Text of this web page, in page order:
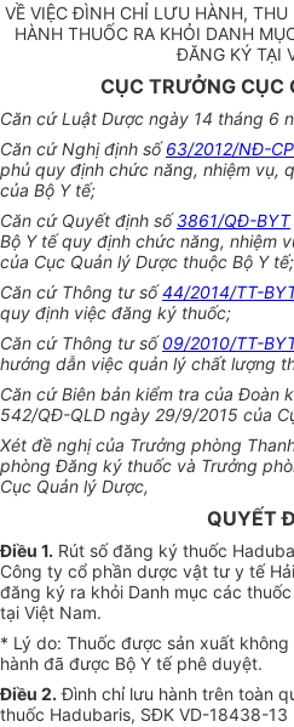
VỀ VIỆC ĐÌNH CHỈ LƯU HÀNH,
HÀNH THUỐC RA KHỎI DANH
ĐĂNG KÝ TẠI
CỤC TRƯỞNG CỤC
Căn cứ Luật Dược ngày 14 tháng 6
Căn cứ Nghị định số63/2012/NĐ-CP
phủ quy định chức năng, nhiệm vụ,
của Bộ Y tế;
Căn cứ Quyết định số3861/QĐ-BYT
Bộ Y tế quy định chức năng, nhiệm
của Cục Quản lý Dược thuộc Bộ Y tế;
Căn cứ Thông tư số44/2014/TT-
quy định việc đăng ký thuốc;
Căn cứ Thông tư số09/2010/TT-
hướng dẫn việc quản lý chất lượng
Căn cứ Biên bản kiểm tra của Đoàn
542/QĐ-QLD ngày 29/9/2015 của
Xét đề nghị của Trưởng phòng
phòng Đăng ký thuốc và Trưởng
Cục Quản lý Dược,
QUYẾT
Điều 1. Rút số đăng ký thuốc
Công ty cổ phần dược vật tư y tế
đăng ký ra khỏi Danh mục các
tại Việt Nam.
* Lý do: Thuốc được sản xuất
hành đã được Bộ Y tế phê duyệt.
Điều 2. Đình chỉ lưu hành trên toàn
thuốc Hadubaris, SĐK VD-18438-13